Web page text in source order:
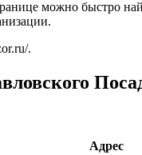
можно быстро
.
Адрес